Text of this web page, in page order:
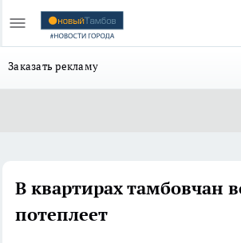
Заказать рекламу
В квартирах тамбовчан
потеплеет